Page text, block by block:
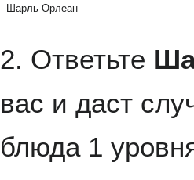
Шарль Орлеан
2. Ответьте
вас и даст
блюда 1